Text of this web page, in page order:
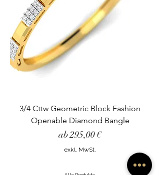
3/4 Cttw Geometric Block Fashion
Openable Diamond Bangle
ab295,00 €
Sale-Preis
exkl. MwSt.